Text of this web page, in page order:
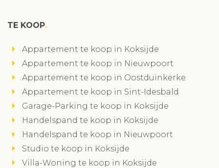
TE KOOP
Appartement te koop in Koksijde
Appartement te koop in Nieuwpoort
Appartement te koop in Oostduinkerke
Appartement te koop in Sint-Idesbald
Garage-Parking te koop in Koksijde
Handelspand te koop in Koksijde
Handelspand te koop in Nieuwpoort
Studio te koop in Koksijde
Villa-Woning te koop in Koksijde